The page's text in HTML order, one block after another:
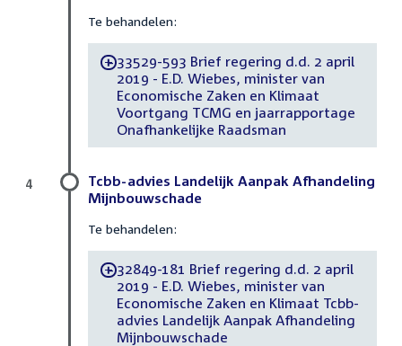
Te behandelen:
-33529-593 Brief regering d.d. 2 april
2019 - E.D. Wiebes, minister van
Economische Zaken en Klimaat
Voortgang TCMG en jaarrapportage
Onafhankelijke Raadsman
Tcbb-advies Landelijk Aanpak Afhandeling
Mijnbouwschade
Te behandelen:
-32849-181 Brief regering d.d. 2 april
2019 - E.D. Wiebes, minister van
Economische Zaken en Klimaat Tcbb-
advies Landelijk Aanpak Afhandeling
Mijnbouwschade
4